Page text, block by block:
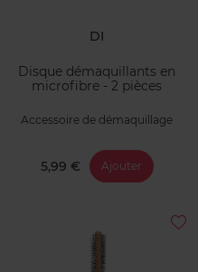
DI
Disque démaquillants en
microfibre - 2 pièces
Accessoire de démaquillage
5,99 € Ajouter